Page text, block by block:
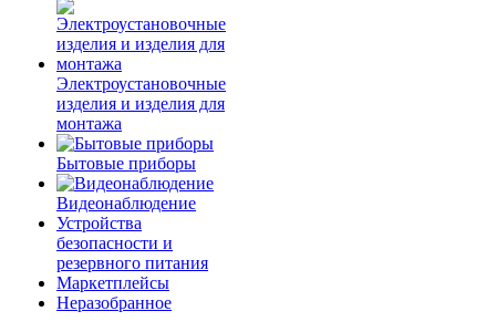
Электроустановочные
изделия и изделия для
монтажа
Бытовые приборы
Видеонаблюдение
Устройства
безопасности и
резервного питания
Маркетплейсы
Неразобранное